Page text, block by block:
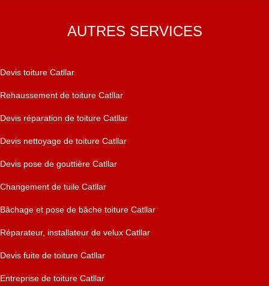
AUTRES SERVICES
Devis toiture Catllar
Rehaussement de toiture Catllar
Devis réparation de toiture Catllar
Devis nettoyage de toiture Catllar
Devis pose de gouttière Catllar
Changement de tuile Catllar
Bâchage et pose de bâche toiture Catllar
Réparateur, installateur de velux Catllar
Devis fuite de toiture Catllar
Entreprise de toiture Catllar